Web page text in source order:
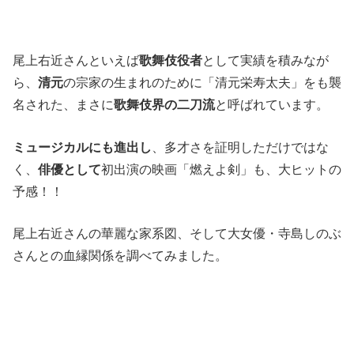
尾上右近さんといえば歌舞伎役者として実績を積みなが
ら、 清元の宗家の生まれのために「清元栄寿太夫」をも襲
名された、まさに歌舞伎界の二刀流と呼ばれています。
ミュージカルにも進出し
、多才さを証明しただけではな
く、 俳優として初出演の映画「燃えよ剣」も、大ヒットの
予感！！
尾上右近さんの華麗な家系図、そして大女優・寺島しのぶ
さんとの血縁関係を調べてみました。